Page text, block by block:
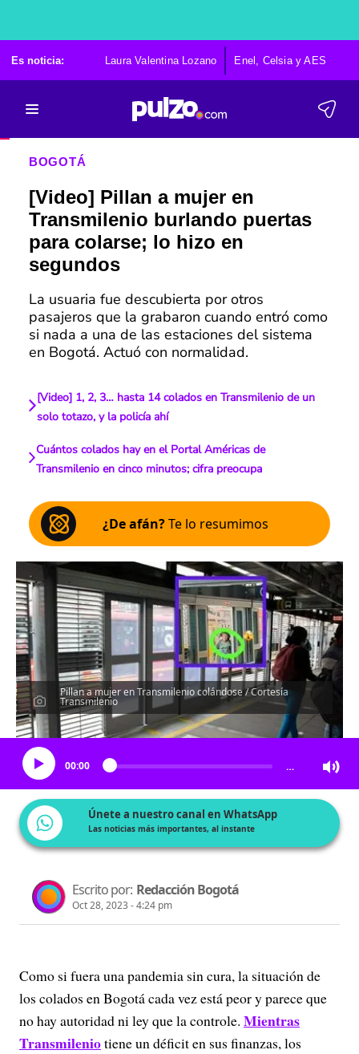
Es noticia: Laura Valentina Lozano Enel, Celsia y AES
BOGOTÁ
[Video] Pillan a mujer en
Transmilenio burlando puertas
para colarse; lo hizo en
segundos
La usuaria fue descubierta por otros
pasajeros que la grabaron cuando entró como
si nada a una de las estaciones del sistema
en Bogotá. Actuó con normalidad.
[Video] 1, 2, 3… hasta 14 colados en Transmilenio de un
solo totazo, y la policía ahí
Cuántos colados hay en el Portal Américas de
Transmilenio en cinco minutos; cifra preocupa
¿De afán?Te lo resumimos
Pillan a mujer en Transmilenio colándose / Cortesía
Transmilenio
Escucha el artículo
00:00 …
Únete a nuestro canal en WhatsApp
Las noticias más importantes, al instante
Escrito por: Redacción Bogotá
Oct 28, 2023 - 4:24 pm
Como si fuera una pandemia sin cura, la situación de
los colados en Bogotá cada vez está peor y parece que
no hay autoridad ni ley que la controle. Mientras
Transmileniotiene un déficit en sus finanzas, los